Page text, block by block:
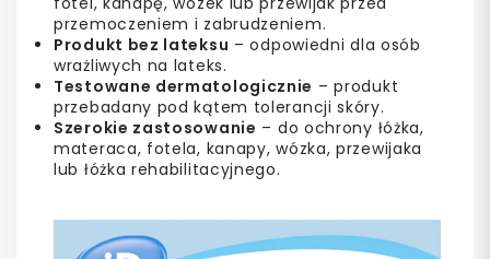
przemoczeniem i zabrudzeniem.
Produkt bez lateksu – odpowiedni dla osób
wrażliwych na lateks.
Testowane dermatologicznie – produkt
przebadany pod kątem tolerancji skóry.
Szerokie zastosowanie – do ochrony łóżka,
materaca, fotela, kanapy, wózka, przewijaka
lub łóżka rehabilitacyjnego.